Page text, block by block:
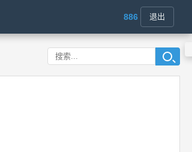
886 退出